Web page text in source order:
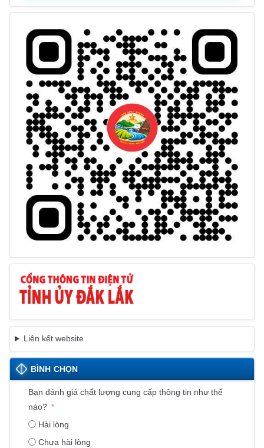
Liên kết website
BÌNH CHỌN
Bạn đánh giá chất lượng cung cấp thông tin như thế
nào?
Hài lòng
Chưa hài lòng